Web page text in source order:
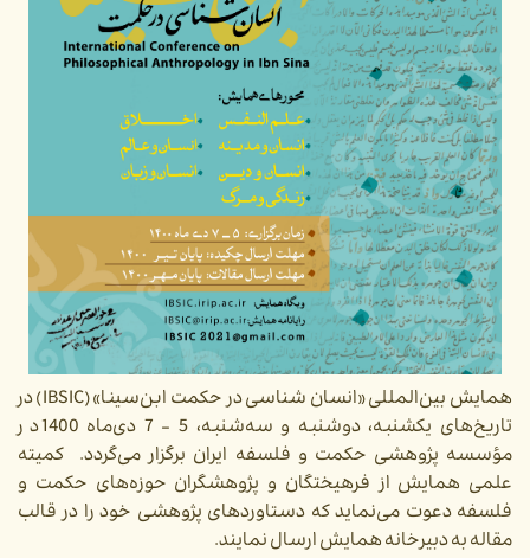
همایش بین‌المللی «انسان شناسی در حکمت ابن‌سینا» (IBSIC) در
تاریخ‌های یکشنبه، دوشنبه و سه‌شنبه، 5 - 7 دی‌ماه 1400 در
مؤسسه پژوهشی حکمت و فلسفه ایران برگزار می‌گردد. کمیته
علمی همایش از فرهیختگان و پژوهشگران حوزه‌های حکمت و
فلسفه دعوت می‌نماید که دستاوردهای پژوهشی خود را در قالب
مقاله به دبیرخانه همایش ارسال نمایند.